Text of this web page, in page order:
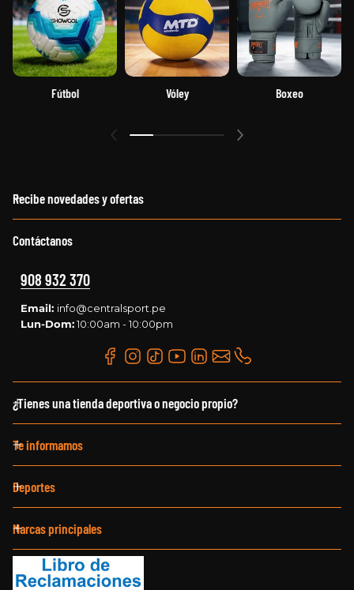
Fútbol Vóley Boxeo
Recibe novedades y ofertas
Contáctanos
908 932 370
Email: info@centralsport.pe
Lun-Dom: 10:00am - 10:00pm
¿Tienes una tienda deportiva o negocio propio?
Te informamos
Deportes
Marcas principales